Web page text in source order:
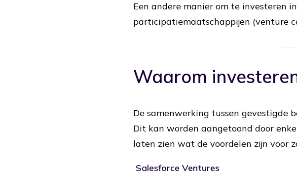
Een andere manier om te investeren
participatiemaatschappijen (venture
Waarom
De samenwerking tussen gevestigde
Dit kan worden aangetoond door
laten zien wat de voordelen zijn voor
Salesforce Ventures